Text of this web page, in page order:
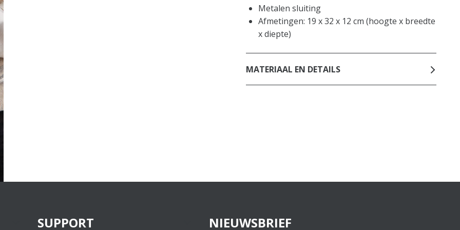
Metalen sluiting
Afmetingen: 19 x 32 x 12 cm (hoogte x breedte
x diepte)
MATERIAAL EN DETAILS
SUPPORT NIEUWSBRIEF